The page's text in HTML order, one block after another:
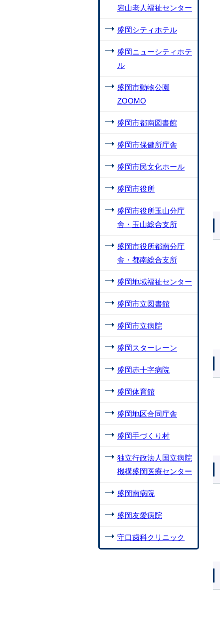
宕山老人福祉センター
盛岡シティホテル
盛岡ニューシティホテ
ル
盛岡市動物公園
ZOOMO
盛岡市都南図書館
盛岡市保健所庁舎
盛岡市民文化ホール
盛岡市役所
盛岡市役所玉山分庁
舎・玉山総合支所
盛岡市役所都南分庁
舎・都南総合支所
盛岡地域福祉センター
盛岡市立図書館
盛岡市立病院
盛岡スターレーン
盛岡赤十字病院
盛岡体育館
盛岡地区合同庁舎
盛岡手づくり村
独立行政法人国立病院
機構盛岡医療センター
盛岡南病院
盛岡友愛病院
守口歯科クリニック